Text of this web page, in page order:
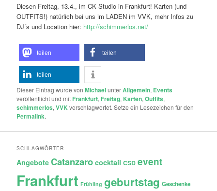
Diesen Freitag, 13.4., im CK Studio in Frankfurt! Karten (und
OUTFITS!) natürlich bei uns im LADEN im VVK, mehr Infos zu
DJ´s und Location hier: http://schimmerlos.net/
teilen teilen
teilen
Dieser Eintrag wurde vonMichaelunterAllgemein, Events
veröffentlicht und mit Frankfurt, Freitag, Karten,Outfits,
schimmerlos,VVKverschlagwortet. Setze ein Lesezeichen für den
Permalink.
SCHLAGWÖRTER
Angebote Catanzaro cocktail CSD event
Frankfurt Frühling geburtstag Geschenke